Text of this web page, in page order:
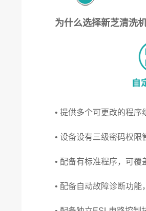
为什么选择新芝清洗机
• 提供多个可更改的程序
• 设备设有三级密码权限
• 配备有标准程序，可覆
• 配备自动故障诊断功能